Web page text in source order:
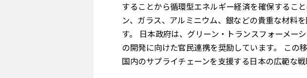
することから循環型エネルギー経済を確保するこ
ン、ガラス、アルミニウム、銀などの貴重な材料
す。 日本政府は、グリーン・トランスフォーメー
の開発に向けた官民連携を奨励しています。 この
国内のサプライチェーンを支援する日本の広範な戦